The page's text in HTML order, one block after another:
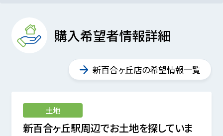
購入希望者情報詳細
新百合ヶ丘店の希望情報一覧
土地
新百合ヶ丘駅周辺でお土地を探していま